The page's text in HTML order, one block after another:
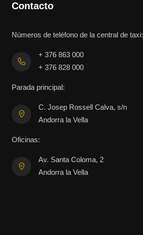
Contacto
Números de teléfono de la central de taxi:
+ 376 863 000
+ 376 828 000
Parada principal:
C. Josep Rossell Calva, s/n
Andorra la Vella
Oficinas:
Av. Santa Coloma, 2
Andorra la Vella